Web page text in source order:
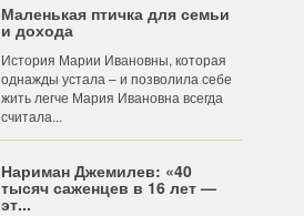
Маленькая птичка для семьи
и дохода
История Марии Ивановны, которая
однажды устала – и позволила себе
жить легче Мария Ивановна всегда
считала...
Нариман Джемилев: «40
тысяч саженцев в 16 лет —
эт...